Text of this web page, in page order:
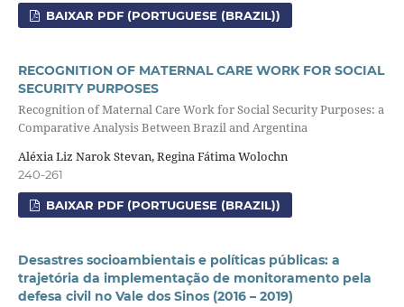
BAIXAR PDF (PORTUGUESE (BRAZIL))
RECOGNITION OF MATERNAL CARE WORK FOR SOCIAL
SECURITY PURPOSES
Recognition of Maternal Care Work for Social Security Purposes: a
Comparative Analysis Between Brazil and Argentina
Aléxia Liz Narok Stevan, Regina Fátima Wolochn
240-261
BAIXAR PDF (PORTUGUESE (BRAZIL))
Desastres socioambientais e políticas públicas: a
trajetória da implementação de monitoramento pela
defesa civil no Vale dos Sinos (2016 – 2019)